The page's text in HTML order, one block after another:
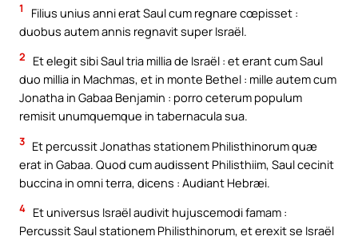
1
Filius unius anni erat Saul cum regnare cœpisset :
duobus autem annis regnavit super Israël.
2
Et elegit sibi Saul tria millia de Israël : et erant cum Saul
duo millia in Machmas, et in monte Bethel : mille autem cum
Jonatha in Gabaa Benjamin : porro ceterum populum
remisit unumquemque in tabernacula sua.
3 Et percussit Jonathas stationem Philisthinorum quæ
erat in Gabaa. Quod cum audissent Philisthiim, Saul cecinit
buccina in omni terra, dicens : Audiant Hebræi.
4 Et universus Israël audivit hujuscemodi famam :
Percussit Saul stationem Philisthinorum, et erexit se Israël